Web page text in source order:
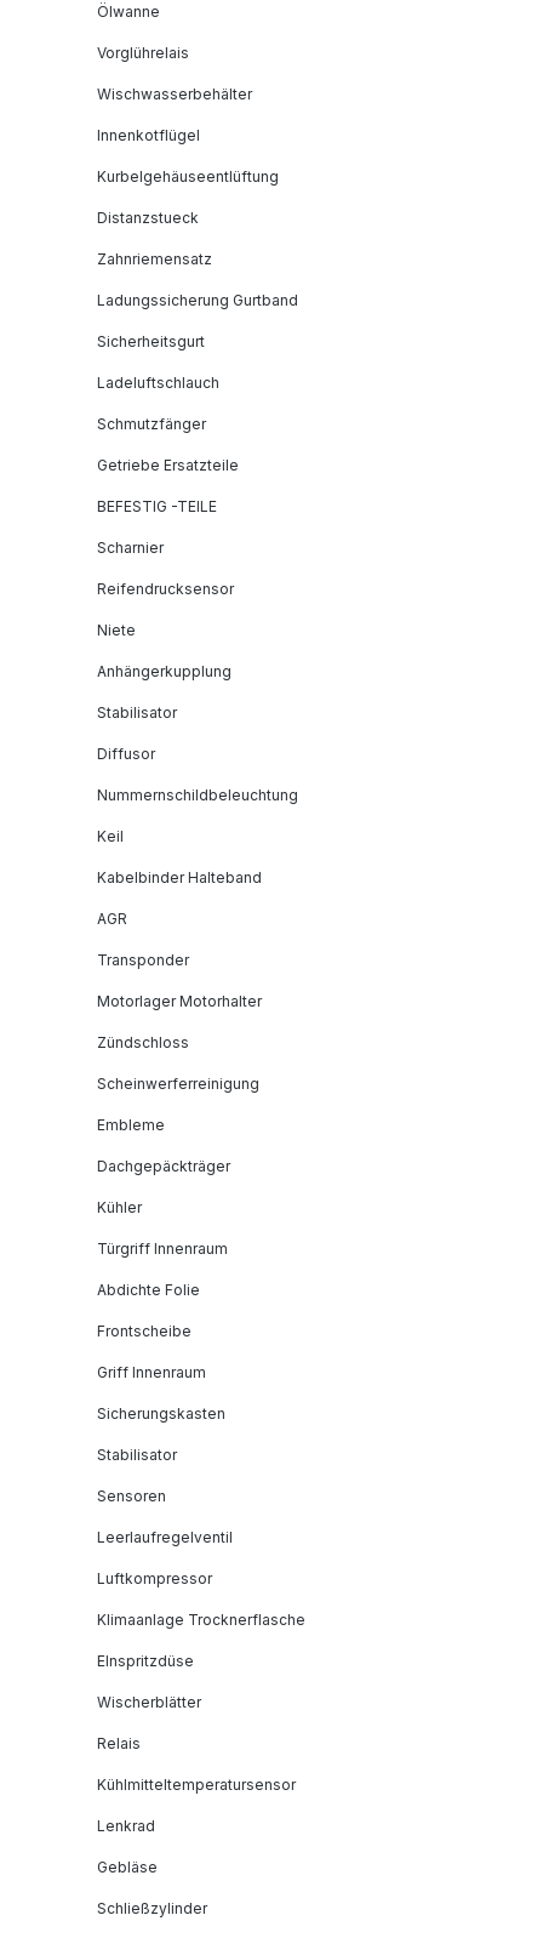
Ölwanne
Vorglührelais
Wischwasserbehälter
Innenkotflügel
Kurbelgehäuseentlüftung
Distanzstueck
Zahnriemensatz
Ladungssicherung Gurtband
Sicherheitsgurt
Ladeluftschlauch
Schmutzfänger
Getriebe Ersatzteile
BEFESTIG -TEILE
Scharnier
Reifendrucksensor
Niete
Anhängerkupplung
Stabilisator
Diffusor
Nummernschildbeleuchtung
Keil
Kabelbinder Halteband
AGR
Transponder
Motorlager Motorhalter
Zündschloss
Scheinwerferreinigung
Embleme
Dachgepäckträger
Kühler
Türgriff Innenraum
Abdichte Folie
Frontscheibe
Griff Innenraum
Sicherungskasten
Stabilisator
Sensoren
Leerlaufregelventil
Luftkompressor
Klimaanlage Trocknerflasche
EInspritzdüse
Wischerblätter
Relais
Kühlmitteltemperatursensor
Lenkrad
Gebläse
Schließzylinder